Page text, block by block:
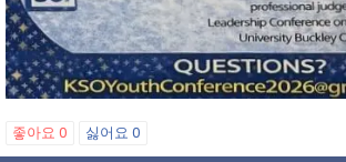
좋아요 0 싫어요 0